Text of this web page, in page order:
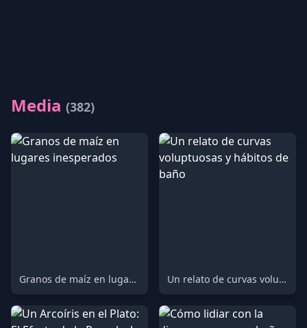
Media (382)
Granos de maíz en lugares inesperados Un relato de curvas voluptuosas y hábitos de baño